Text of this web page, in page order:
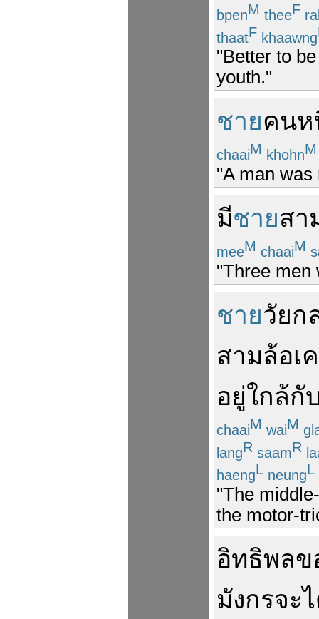
bpenM theeF
thaatF khaawng
"Better to
youth."
ชายคนห
chaaiM khohnM
"A man was
มีชายสา
meeM chaaiM
"Three men
ชายวัยก
สามล้อเ
อยู่ใกล้กั
chaaiM waiM
langR saamR
haengL neungL
"The
the motor-
อิทธิพลข
มังกรจะ